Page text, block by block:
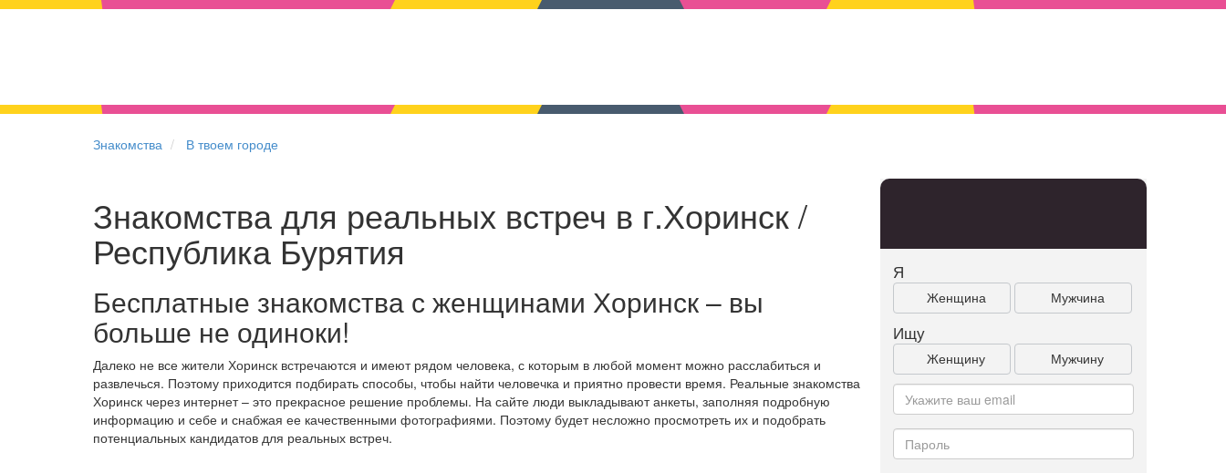
Знакомства В твоем городе
Знакомства для реальных встреч в г.Хоринск /
Республика Бурятия
Бесплатные знакомства с женщинами Хоринск – вы
больше не одиноки!
Далеко не все жители Хоринск встречаются и имеют рядом человека, с которым в любой момент можно расслабиться и
развлечься. Поэтому приходится подбирать способы, чтобы найти человечка и приятно провести время. Реальные знакомства
Хоринск через интернет – это прекрасное решение проблемы. На сайте люди выкладывают анкеты, заполняя подробную
информацию и себе и снабжая ее качественными фотографиями. Поэтому будет несложно просмотреть их и подобрать
потенциальных кандидатов для реальных встреч.
Я
Женщина Мужчина
Ищу
Женщину Мужчину